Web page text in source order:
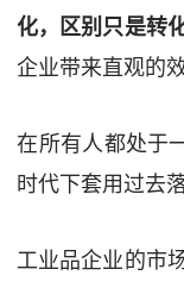
化，区别只是转
企业带来直观的
在所有人都处于
时代下套用过去
工业品企业的市